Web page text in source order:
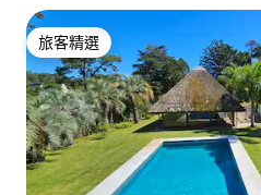
旅客精選
旅客精選